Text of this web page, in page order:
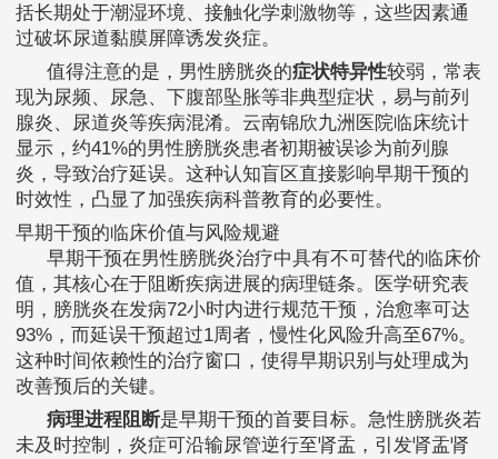
括长期处于潮湿环境、接触化学刺激物等，这些因素通
过破坏尿道黏膜屏障诱发炎症。
值得注意的是，男性膀胱炎的症状特异性较弱，常表
现为尿频、尿急、下腹部坠胀等非典型症状，易与前列
腺炎、尿道炎等疾病混淆。云南锦欣九洲医院临床统计
显示，约41%的男性膀胱炎患者初期被误诊为前列腺
炎，导致治疗延误。这种认知盲区直接影响早期干预的
时效性，凸显了加强疾病科普教育的必要性。
早期干预的临床价值与风险规避
早期干预在男性膀胱炎治疗中具有不可替代的临床价
值，其核心在于阻断疾病进展的病理链条。医学研究表
明，膀胱炎在发病72小时内进行规范干预，治愈率可达
93%，而延误干预超过1周者，慢性化风险升高至67%。
这种时间依赖性的治疗窗口，使得早期识别与处理成为
改善预后的关键。
病理进程阻断是早期干预的首要目标。急性膀胱炎若
未及时控制，炎症可沿输尿管逆行至肾盂，引发肾盂肾